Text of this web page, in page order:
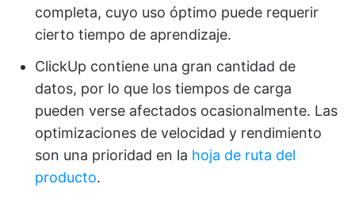
completa, cuyo uso óptimo puede requerir
cierto tiempo de aprendizaje.
ClickUp contiene una gran cantidad de
datos, por lo que los tiempos de carga
pueden verse afectados ocasionalmente. Las
optimizaciones de velocidad y rendimiento
son una prioridad en la hoja de ruta del
producto.